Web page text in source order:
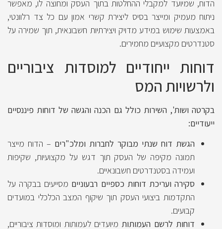
הדוח, שמיועד למקבלי ההחלטות בתוך העסק ומחוצה לו, מאפשר
ניתוח מעמיק ומייצר בסיס ליצירת קשרי אמון עם כל צד רלוונטי,
באמצעות שימוש במידע מדויק ויצירתיות חשבונאית, תוך שמירה על
סטנדרטים מקצועיים מחמירים.
דוחות ייחודיים למוסדות ציבוריים
ולרשויות המס
בקרטה ושות', השירות כולל גם הכנה והגשה של דוחות פיננסיים
ייעודיים:
הגשת דוח שנתי מבוקר לחברות ומלכ"רים– הדוח מייצר
תמונה מקיפה של העסק תוך דגש על מקצועיות, שקיפות
ועמידה בסטנדרטים חשבונאיים.
סקירה ועריכת דוחות כספיים רבעונייםמסייעים בבקרה על
התקדמות ביצועי העסק תוך שיקוף המצב הכלכלי במועדים
קבועים.
דוחות לרשם העמותותמיועדים לעמותות ומוסדות ציבוריים,